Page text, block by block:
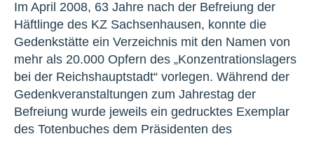
Im April 2008, 63 Jahre nach der Befreiung der
Häftlinge des KZ Sachsenhausen, konnte die
Gedenkstätte ein Verzeichnis mit den Namen von
mehr als 20.000 Opfern des „Konzentrationslagers
bei der Reichshauptstadt“ vorlegen. Während der
Gedenkveranstaltungen zum Jahrestag der
Befreiung wurde jeweils ein gedrucktes Exemplar
des Totenbuches dem Präsidenten des